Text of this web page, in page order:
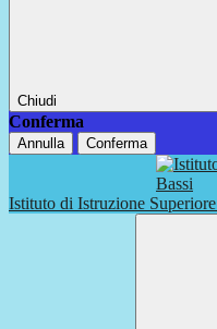
Chiudi
Conferma
Annulla Conferma
Istituto di Istruzione Superiore